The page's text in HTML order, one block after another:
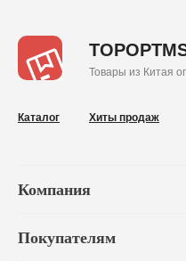
Каталог Хиты продаж
Товары из Китая
Компания
Покупателям